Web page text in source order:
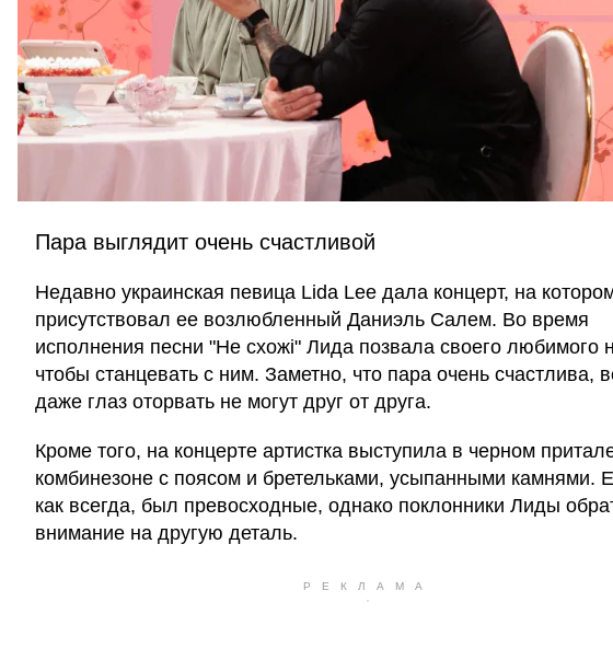
Пара выглядит очень счастливой
Недавно украинская певица Lida Lee дала концерт, на
присутствовал ее возлюбленный Даниэль Салем. Во время
исполнения песни "Не схожі" Лида позвала своего любимого
чтобы станцевать с ним. Заметно, что пара очень счастлива,
даже глаз оторвать не могут друг от друга.
Кроме того, на концерте артистка выступила в черном
комбинезоне с поясом и бретельками, усыпанными камнями.
как всегда, был превосходные, однако поклонники Лиды
внимание на другую деталь.